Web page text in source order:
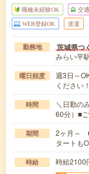
職種未経験OK 交
WEB登録OK 派遣
勤務地 茨城県つ
みらい平
曜日頻度
週3日～
ください！
時間
＼日勤の
60分）■
期間
2ヶ月～
タートも
時給 時給